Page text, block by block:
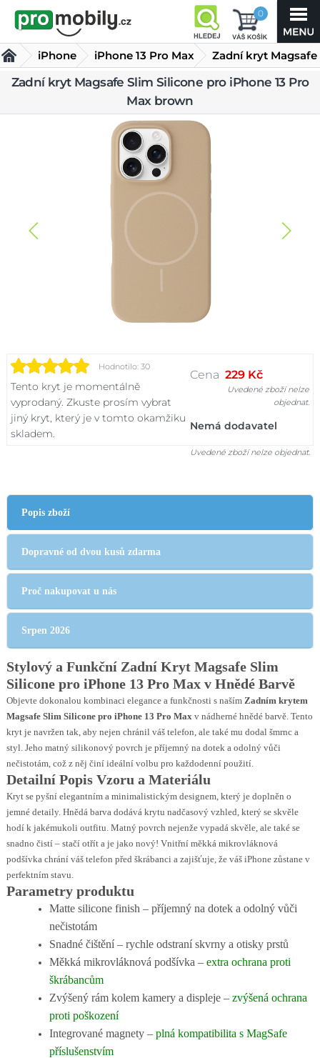
0
iPhone
iPhone 13 Pro Max
Kryty iPhone 13 Pro Max
Zadní kryt Magsafe
Slim Silicone pro
iPhone 13 Pro Max brown
Zadní kryt Magsafe Slim Silicone pro iPhone 13 Pro
Max brown
Hodnotilo: 30
Tento kryt je momentálně
vyprodaný. Zkuste prosím vybrat
jiný kryt, který je v tomto okamžiku
skladem.
Cena 229 Kč
Uvedené zboží nelze
objednat.
Nemá dodavatel
Uvedené zboží nelze objednat.
Popis zboží
Dopravné od dvou kusů zdarma
Proč nakupovat u nás
Srpen 2026
Stylový a Funkční Zadní Kryt Magsafe Slim
Silicone pro iPhone 13 Pro Max v Hnědé Barvě
Objevte dokonalou kombinaci elegance a funkčnosti s naším Zadním krytem
Magsafe Slim Silicone pro iPhone 13 Pro Maxv nádherné hnědé barvě. Tento
kryt je navržen tak, aby nejen chránil váš telefon, ale také mu dodal šmrnc a
styl. Jeho matný silikonový povrch je příjemný na dotek a odolný vůči
nečistotám, což z něj činí ideální volbu pro každodenní použití.
Detailní Popis Vzoru a Materiálu
Kryt se pyšní elegantním a minimalistickým designem, který je doplněn o
jemné detaily. Hnědá barva dodává krytu nadčasový vzhled, který se skvěle
hodí k jakémukoli outfitu. Matný povrch nejenže vypadá skvěle, ale také se
snadno čistí – stačí otřít a je jako nový! Vnitřní měkká mikrovláknová
podšívka chrání váš telefon před škrábanci a zajišťuje, že váš iPhone zůstane v
perfektním stavu.
Parametry produktu
Matte silicone finish – příjemný na dotek a odolný vůči
nečistotám
Snadné čištění – rychle odstraní skvrny a otisky prstů
Měkká mikrovláknová podšívka – extra ochrana proti
škrábancům
Zvýšený rám kolem kamery a displeje – zvýšená ochrana
proti poškození
Integrované magnety – plná kompatibilita s MagSafe
příslušenstvím